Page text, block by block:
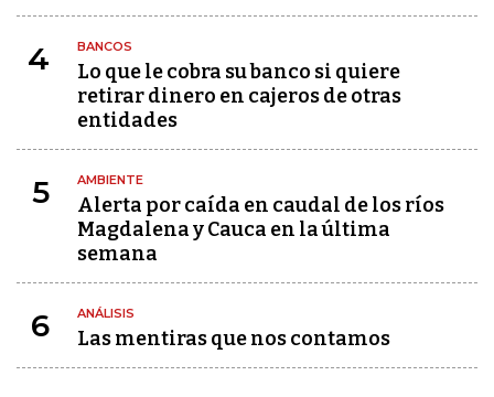
4 BANCOS
Lo que le cobra su banco si quiere
retirar dinero en cajeros de otras
entidades
5 AMBIENTE
Alerta por caída en caudal de los ríos
Magdalena y Cauca en la última
semana
6 ANÁLISIS
Las mentiras que nos contamos